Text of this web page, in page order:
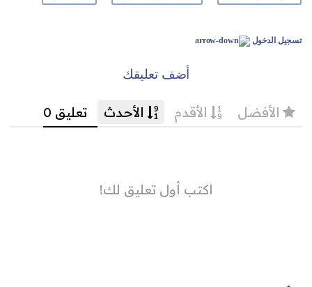
تسجيل الدخول
أضف تعليقك